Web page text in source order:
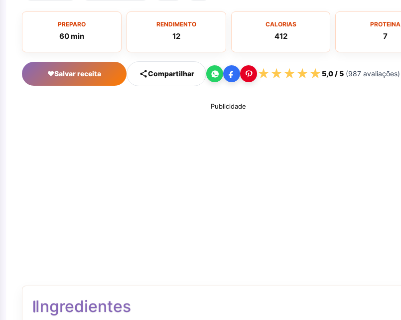
PREPARO
60 min
RENDIMENTO
12
CALORIAS
412
PROTEINA
7
♥Salvar receita Compartilhar ★★★★★5,0/ 5 (987 avaliações)
Publicidade
Ingredientes